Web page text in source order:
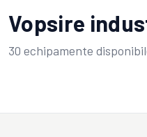
Vopsire
30 echipamente